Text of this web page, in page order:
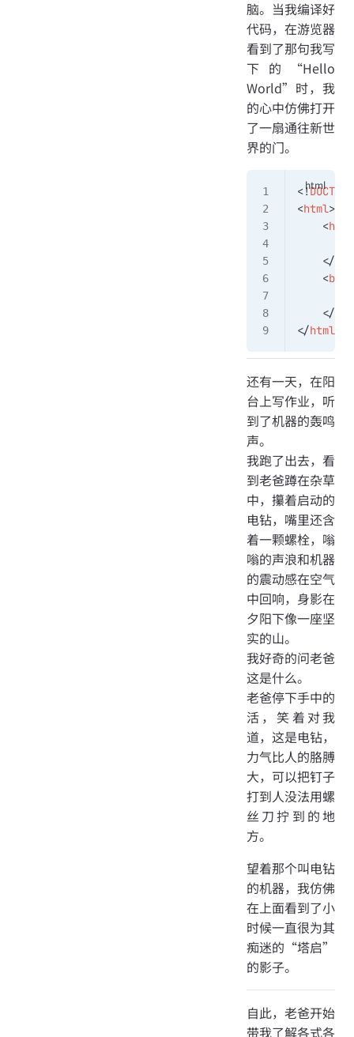
脑。当我编译好
代码，在游览器
看到了那句我写
下的“Hello
World”时，我
的心中仿佛打开
了一扇通往新世
界的门。
<!DOCTYPE
<html>
    <
head
    </
    <
body
    </
</html
还有一天，在阳
台上写作业，听
到了机器的轰鸣
声。
我跑了出去，看
到老爸蹲在杂草
中，攥着启动的
电钻，嘴里还含
着一颗螺栓，嗡
嗡的声浪和机器
的震动感在空气
中回响，身影在
夕阳下像一座坚
实的山。
我好奇的问老爸
这是什么。
老爸停下手中的
活，笑着对我
道，这是电钻，
力气比人的胳膊
大，可以把钉子
打到人没法用螺
丝刀拧到的地
方。
望着那个叫电钻
的机器，我仿佛
在上面看到了小
时候一直很为其
痴迷的“塔启”
的影子。
自此，老爸开始
带我了解各式各